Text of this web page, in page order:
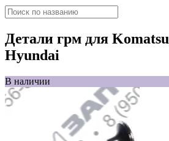
Детали грм для
Hyundai
В наличии